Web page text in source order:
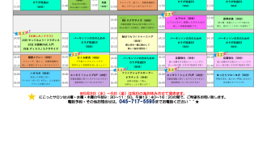
パーキンソン体操リハビリ動画DVD